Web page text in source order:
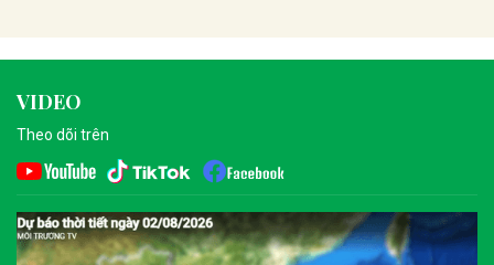
VIDEO
Theo dõi trên